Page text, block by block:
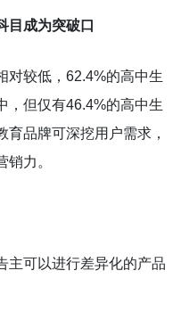
目成为突破口
对较低，62.4%的高中生
，但仅有46.4%的高中生
品牌可深挖用户需求，
力。
可以进行差异化的产品